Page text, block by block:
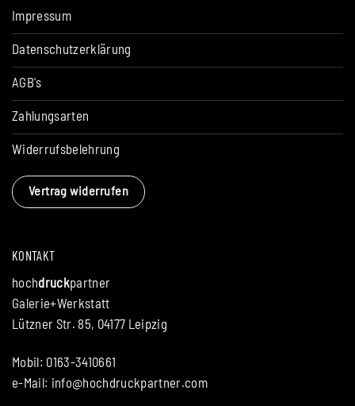
KONTAKT
hochdruckpartner
Galerie+Werkstatt
Lützner Str. 85, 04177 Leipzig
Mobil: 0163-3410661
e-Mail: info@hochdruckpartner.com
Impressum
Datenschutzerklärung
AGB's
Zahlungsarten
Widerrufsbelehrung
Vertrag widerrufen